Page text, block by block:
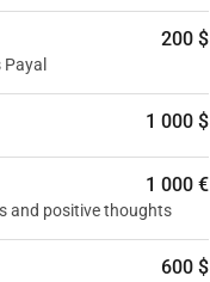
200 $
1 000 $
1 000 €
and positive thoughts
600 $